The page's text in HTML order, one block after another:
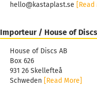
hello@kastaplast.se [Read
Importeur / House of
House of Discs AB
Box 626
931 26 Skellefteå
Schweden [Read More]